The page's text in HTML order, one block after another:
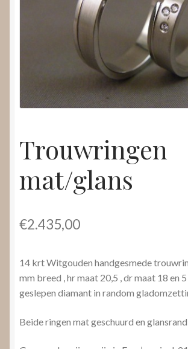
Trouwringen
mat/glans
€2.435,00
14 krt Witgouden handgesmede
mm breed , hr maat 20,5 , dr maat 18 en
geslepen diamant in random
Beide ringen mat geschuurd en